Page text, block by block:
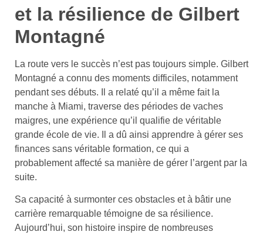
et la résilience de Gilbert
Montagné
La route vers le succès n’est pas toujours simple. Gilbert
Montagné a connu des moments difficiles, notamment
pendant ses débuts. Il a relaté qu’il a même fait la
manche à Miami, traverse des périodes de vaches
maigres, une expérience qu’il qualifie de véritable
grande école de vie. Il a dû ainsi apprendre à gérer ses
finances sans véritable formation, ce qui a
probablement affecté sa manière de gérer l’argent par la
suite.
Sa capacité à surmonter ces obstacles et à bâtir une
carrière remarquable témoigne de sa résilience.
Aujourd’hui, son histoire inspire de nombreuses